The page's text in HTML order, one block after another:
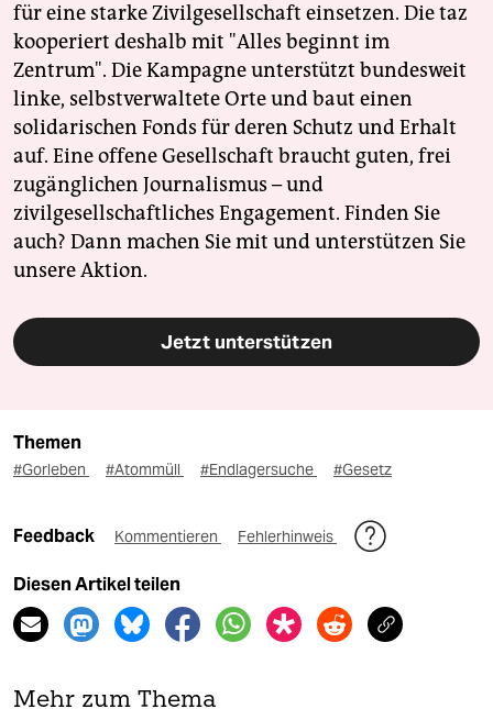
für eine starke Zivilgesellschaft einsetzen. Die taz
kooperiert deshalb mit "Alles beginnt im
Zentrum". Die Kampagne unterstützt bundesweit
linke, selbstverwaltete Orte und baut einen
solidarischen Fonds für deren Schutz und Erhalt
auf. Eine offene Gesellschaft braucht guten, frei
zugänglichen Journalismus – und
zivilgesellschaftliches Engagement. Finden Sie
auch? Dann machen Sie mit und unterstützen Sie
unsere Aktion.
Jetzt unterstützen
Themen
#Gorleben #Atommüll #Endlagersuche #Gesetz
Feedback Kommentieren Fehlerhinweis
Diesen Artikel teilen
Mehr zum Thema